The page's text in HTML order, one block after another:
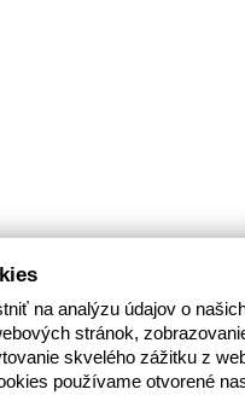
na analýzu údajov o
stránok,
skvelého zážitku z
používame otvorené